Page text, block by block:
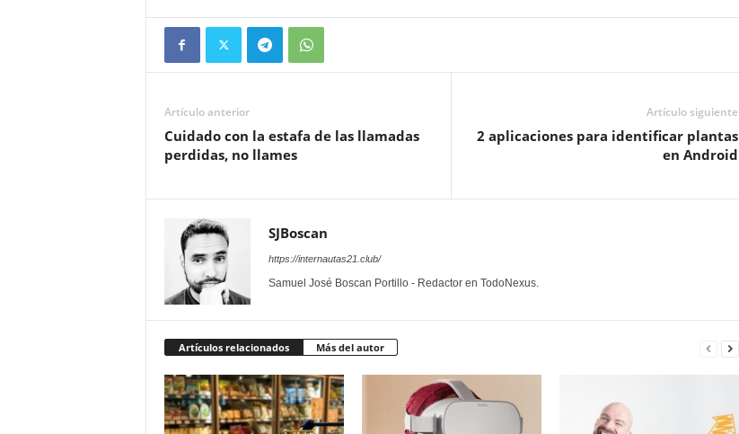
Artículo anterior
Cuidado con la estafa de las llamadas
perdidas, no llames
Artículo siguiente
2 aplicaciones para identificar plantas
en Android
SJBoscan
https://internautas21.club/
Samuel José Boscan Portillo - Redactor en TodoNexus.
Artículos relacionados Más del autor